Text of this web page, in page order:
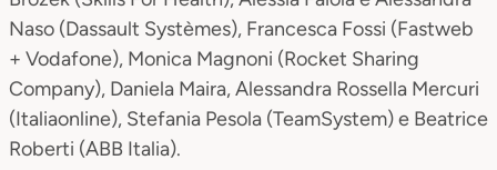
Naso (Dassault Systèmes), Francesca Fossi (Fastweb
+ Vodafone), Monica Magnoni (Rocket Sharing
Company), Daniela Maira, Alessandra Rossella Mercuri
(Italiaonline), Stefania Pesola (TeamSystem) e Beatrice
Roberti (ABB Italia).